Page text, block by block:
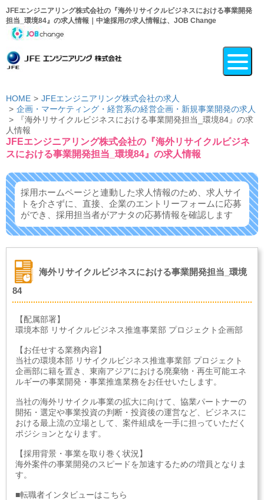
JFEエンジニアリング株式会社の『海外リサイクルビジネスにおける事業開発
担当_環境84』の求人情報｜中途採用の求人情報は、JOB Change
HOME
JFEエンジニアリング株式会社の求人
企画・マーケティング・経営系の経営企画・新規事業開発の求人
『海外リサイクルビジネスにおける事業開発担当_環境84』の求
人情報
JFEエンジニアリング株式会社の『海外リサイクルビジネ
スにおける事業開発担当_環境84』の求人情報
採用ホームページと連動した求人情報のため、求人サイ
トを介さずに、 直接、企業のエントリーフォームに応募
ができ、 採用担当者がアナタの応募情報を確認します
海外リサイクルビジネスにおける事業開発担当_環境
84
【配属部署】
環境本部 リサイクルビジネス推進事業部 プロジェクト企画部
【お任せする業務内容】
当社の環境本部 リサイクルビジネス推進事業部 プロジェクト
企画部に籍を置き、東南アジアにおける廃棄物・再生可能エネ
ルギーの事業開発・事業推進業務をお任せいたします。
当社の海外リサイクル事業の拡大に向けて、協業パートナーの
開拓・選定や事業投資の判断・投資後の運営など、ビジネスに
おける最上流の立場として、案件組成を一手に担っていただく
ポジションとなります。
【採用背景・事業を取り巻く状況】
海外案件の事業開発のスピードを加速するための増員となりま
す。
■転職者インタビューはこちら